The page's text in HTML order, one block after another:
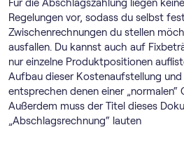
Für die Abschlagszahlung liegen
Regelungen vor, sodass du selbst
Zwischenrechnungen du stellen
ausfallen. Du kannst auch auf
nur einzelne Produktpositionen
Aufbau dieser Kostenaufstellung
entsprechen denen einer „normalen“
Außerdem muss der Titel dieses
„Abschlagsrechnung“ lauten